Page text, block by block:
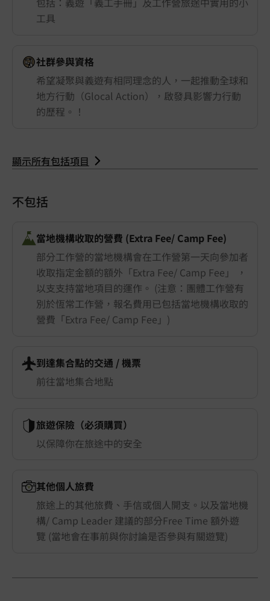
工具
社群參與資格
希望凝聚與義遊有相同理念的人，一起推動全球和
地方行動（Glocal Action），啟發具影響力行動
的歷程。！
顯示所有包括項目
不包括
當地機構收取的營費 (Extra Fee/ Camp Fee)
部分工作營的當地機構會在工作營第一天向參加者
收取指定金額的額外「Extra Fee/ Camp Fee」 ，
以支支持當地項目的運作。 (注意：團體工作營有
別於恆常工作營，報名費用已包括當地機構收取的
營費「Extra Fee/ Camp Fee」)
到達集合點的交通 ​/ 機票
前往當地集合地點
旅遊保險（必須購買）
以保障你在旅途中的安全
其他個人旅費
旅途上的其他旅費、手信或個人開支。以及當地機
構/ Camp Leader 建議的部分Free Time 額外遊
覽 (當地會在事前與你討論是否參與有關遊覽)